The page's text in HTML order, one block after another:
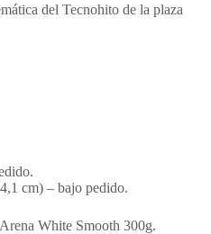
del Tecnohito de la plaza
cm) – bajo pedido.
White Smooth 300g.